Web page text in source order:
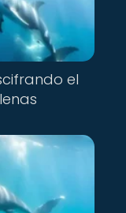
el